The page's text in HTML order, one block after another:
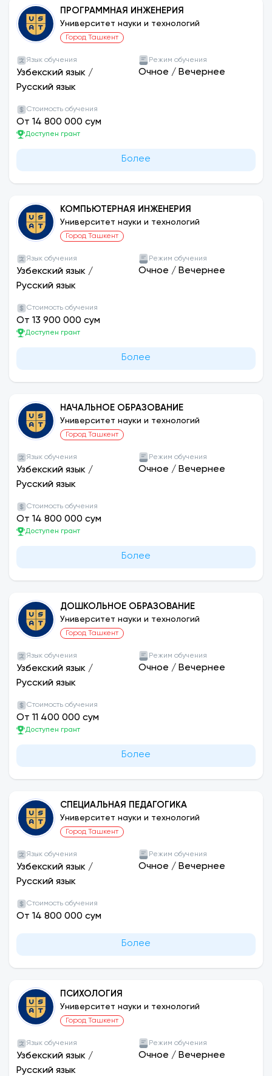
ПРОГРАММНАЯ ИНЖЕНЕРИЯ
Университет науки и технологий
Город Ташкент
Язык обучения
Узбекский язык /
Русский язык
Режим обучения
Очное / Вечернее
Стоимость обучения
От 14 800 000 сум
Доступен грант
Более
КОМПЬЮТЕРНАЯ ИНЖЕНЕРИЯ
Университет науки и технологий
Город Ташкент
Язык обучения
Узбекский язык /
Русский язык
Режим обучения
Очное / Вечернее
Стоимость обучения
От 13 900 000 сум
Доступен грант
Более
НАЧАЛЬНОЕ ОБРАЗОВАНИЕ
Университет науки и технологий
Город Ташкент
Язык обучения
Узбекский язык /
Русский язык
Режим обучения
Очное / Вечернее
Стоимость обучения
От 14 800 000 сум
Доступен грант
Более
ДОШКОЛЬНОЕ ОБРАЗОВАНИЕ
Университет науки и технологий
Город Ташкент
Язык обучения
Узбекский язык /
Русский язык
Режим обучения
Очное / Вечернее
Стоимость обучения
От 11 400 000 сум
Доступен грант
Более
СПЕЦИАЛЬНАЯ ПЕДАГОГИКА
Университет науки и технологий
Город Ташкент
Язык обучения
Узбекский язык /
Русский язык
Режим обучения
Очное / Вечернее
Стоимость обучения
От 14 800 000 сум
Более
ПСИХОЛОГИЯ
Университет науки и технологий
Город Ташкент
Язык обучения
Узбекский язык /
Русский язык
Режим обучения
Очное / Вечернее